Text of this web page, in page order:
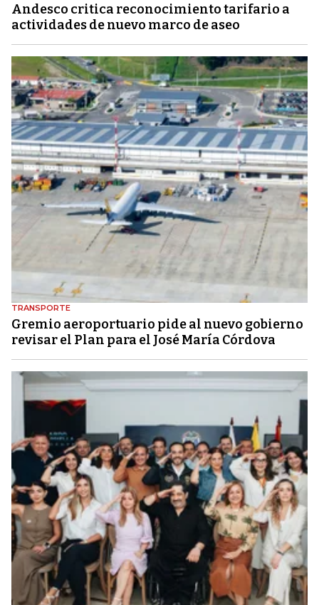
Andesco critica reconocimiento tarifario a
actividades de nuevo marco de aseo
TRANSPORTE
Gremio aeroportuario pide al nuevo gobierno
revisar el Plan para el José María Córdova